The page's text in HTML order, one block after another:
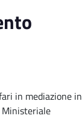
in mediazione in
Ministeriale